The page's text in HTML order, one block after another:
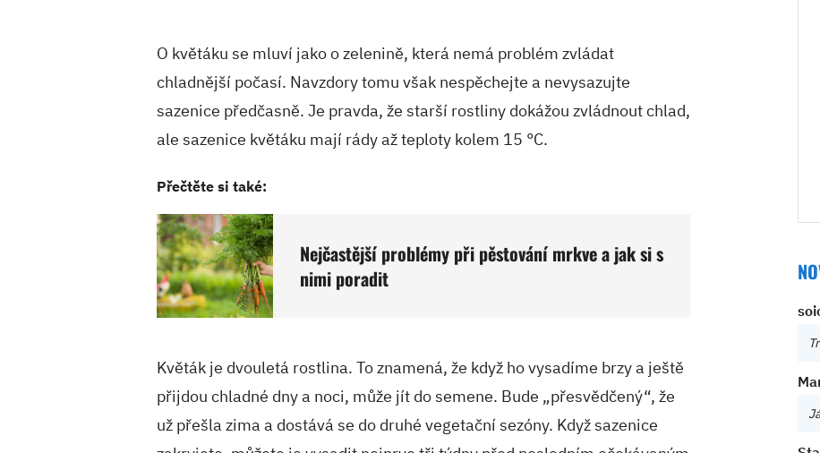
O květáku se mluví jako o zelenině, která nemá problém zvládat
chladnější počasí. Navzdory tomu však nespěchejte a nevysazujte
sazenice předčasně. Je pravda, že starší rostliny dokážou zvládnout chlad,
ale sazenice květáku mají rády až teploty kolem 15 °C.
Přečtěte si také:
Nejčastější problémy při pěstování mrkve a jak si s
nimi poradit
Květák je dvouletá rostlina. To znamená, že když ho vysadíme brzy a ještě
přijdou chladné dny a noci, může jít do semene. Bude „přesvědčený“, že
už přešla zima a dostává se do druhé vegetační sezóny. Když sazenice